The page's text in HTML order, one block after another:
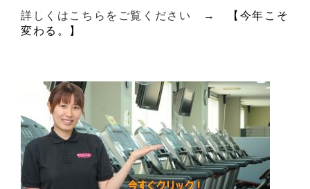
詳しくはこちらをご覧ください →
【今年こそ
変わる。】